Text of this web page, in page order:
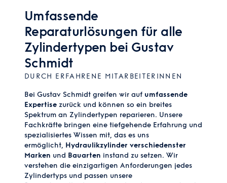
Umfassende
Reparaturlösungen für alle
Zylindertypen bei Gustav
Schmidt
DURCH ERFAHRENE MITARBEITERINNEN
Bei Gustav Schmidt greifen wir auf umfassende
Expertise zurück und können so ein breites
Spektrum an Zylindertypen reparieren. Unsere
Fachkräfte bringen eine tiefgehende Erfahrung und
spezialisiertes Wissen mit, das es uns
ermöglicht, Hydraulikzylinder verschiedenster
Marken und Bauarten instand zu setzen. Wir
verstehen die einzigartigen Anforderungen jedes
Zylindertyps und passen unsere